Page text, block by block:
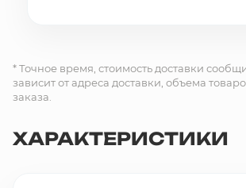
* Точное время, стоимость доставки
зависит от адреса доставки, объема
заказа.
ХАРАКТЕРИСТИКИ